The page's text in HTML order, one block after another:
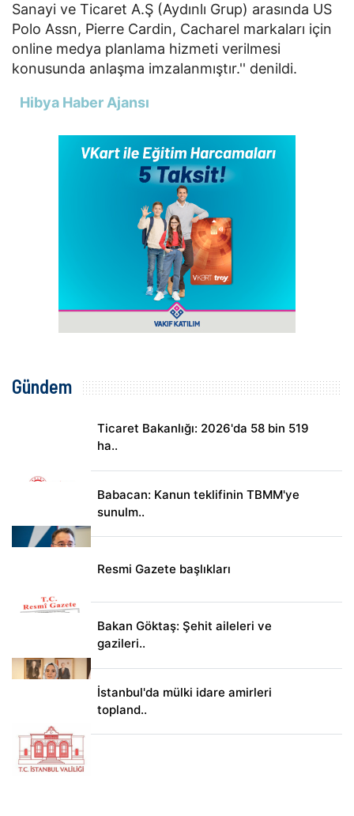
Sanayi ve Ticaret A.Ş (Aydınlı Grup) arasında US
Polo Assn, Pierre Cardin, Cacharel markaları için
online medya planlama hizmeti verilmesi
konusunda anlaşma imzalanmıştır.'' denildi.
Hibya Haber Ajansı
Gündem
Ticaret Bakanlığı: 2026'da 58 bin 519
ha..
Babacan: Kanun teklifinin TBMM'ye
sunulm..
Resmi Gazete başlıkları
Bakan Göktaş: Şehit aileleri ve
gazileri..
İstanbul'da mülki idare amirleri
topland..